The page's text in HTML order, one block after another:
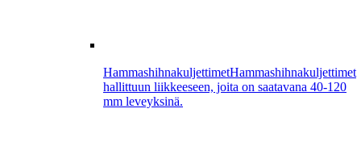
HammashihnakuljettimetHammashihnakuljettimet
hallittuun liikkeeseen, joita on saatavana 40-120
mm leveyksinä.